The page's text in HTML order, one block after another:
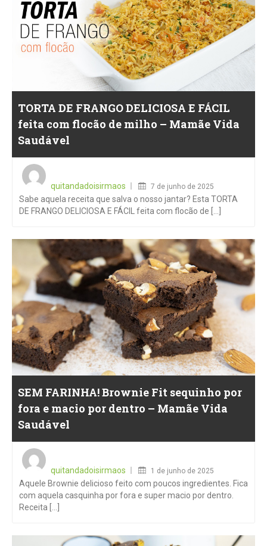
TORTA DE FRANGO DELICIOSA E FÁCIL
feita com flocão de milho – Mamãe Vida
Saudável
quitandadoisirmaos
7 de junho de 2025
Sabe aquela receita que salva o nosso jantar? Esta TORTA
DE FRANGO DELICIOSA E FÁCIL feita com flocão de [...]
SEM FARINHA! Brownie Fit sequinho por
fora e macio por dentro – Mamãe Vida
Saudável
quitandadoisirmaos
1 de junho de 2025
Aquele Brownie delicioso feito com poucos ingredientes. Fica
com aquela casquinha por fora e super macio por dentro.
Receita [...]